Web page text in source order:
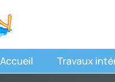
Accueil Travaux